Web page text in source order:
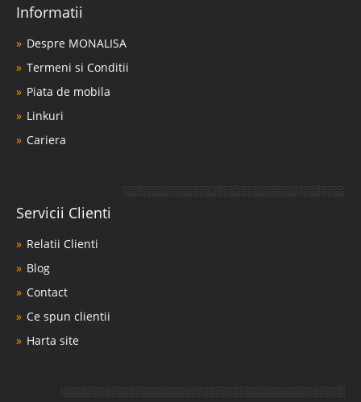
Informatii
Despre MONALISA
Termeni si Conditii
Piata de mobila
Linkuri
Cariera
Servicii Clienti
Relatii Clienti
Blog
Contact
Ce spun clientii
Harta site